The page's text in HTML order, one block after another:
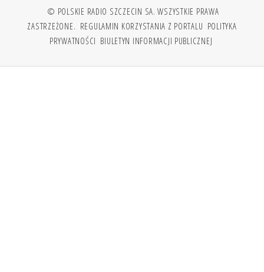
© POLSKIE RADIO SZCZECIN SA. WSZYSTKIE PRAWA
ZASTRZEŻONE. REGULAMIN KORZYSTANIA Z PORTALU POLITYKA
PRYWATNOŚCI BIULETYN INFORMACJI PUBLICZNEJ